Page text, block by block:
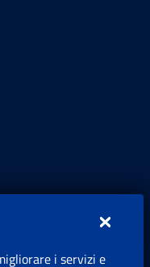
i servizi e